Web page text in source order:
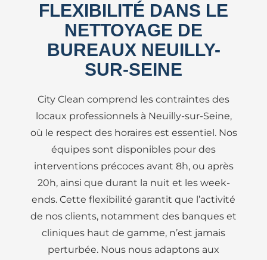
FLEXIBILITÉ DANS LE
NETTOYAGE DE
BUREAUX NEUILLY-
SUR-SEINE
City Clean comprend les contraintes des
locaux professionnels à Neuilly-sur-Seine,
où le respect des horaires est essentiel. Nos
équipes sont disponibles pour des
interventions précoces avant 8h, ou après
20h, ainsi que durant la nuit et les week-
ends. Cette flexibilité garantit que l’activité
de nos clients, notamment des banques et
cliniques haut de gamme, n’est jamais
perturbée. Nous nous adaptons aux